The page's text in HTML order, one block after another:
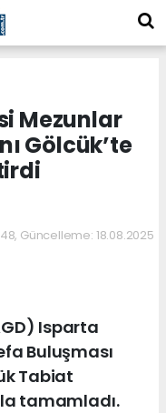
Mezunlar
Gölcük’te
Güncelleme: 18.08.2025
Isparta
Buluşması
Tabiat
tamamladı.